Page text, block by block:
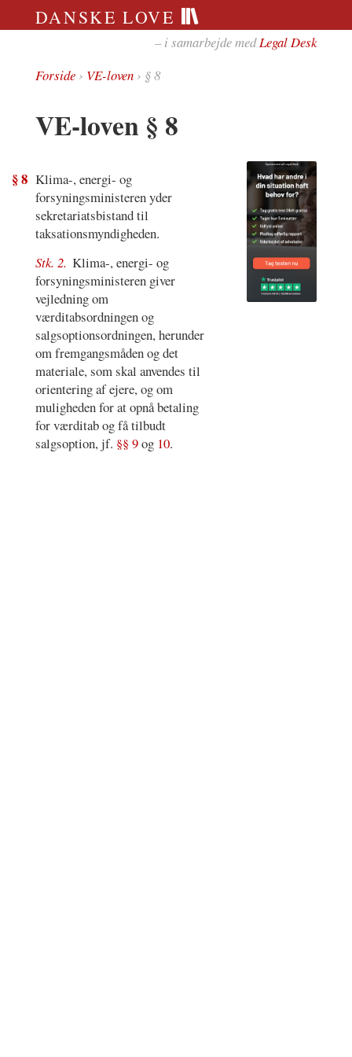
DANSKE LOVE
– i samarbejde medLegal Desk
Forside› VE-loven› § 8
VE-loven § 8
§ 8 Klima-, energi- og
forsyningsministeren yder
sekretariatsbistand til
taksationsmyndigheden.
Stk. 2. Klima-, energi- og
forsyningsministeren giver
vejledning om
værditabsordningen og
salgsoptionsordningen, herunder
om fremgangsmåden og det
materiale, som skal anvendes til
orientering af ejere, og om
muligheden for at opnå betaling
for værditab og få tilbudt
salgsoption, jf. §§ 9og 10.